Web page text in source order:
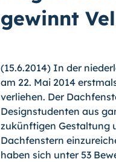
gewinnt
(15.6.2014) In der
am 22. Mai 2014
verliehen. Der
Designstudenten aus
zukünftigen Gestaltung
Dachfenstern
haben sich unter 53